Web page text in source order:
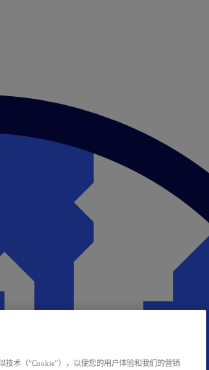
技术（“Cookie”），以使您的用户体验和我们的营销